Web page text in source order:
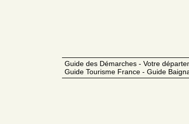
Guide des Démarches - Votre
Guide Tourisme France - Guide